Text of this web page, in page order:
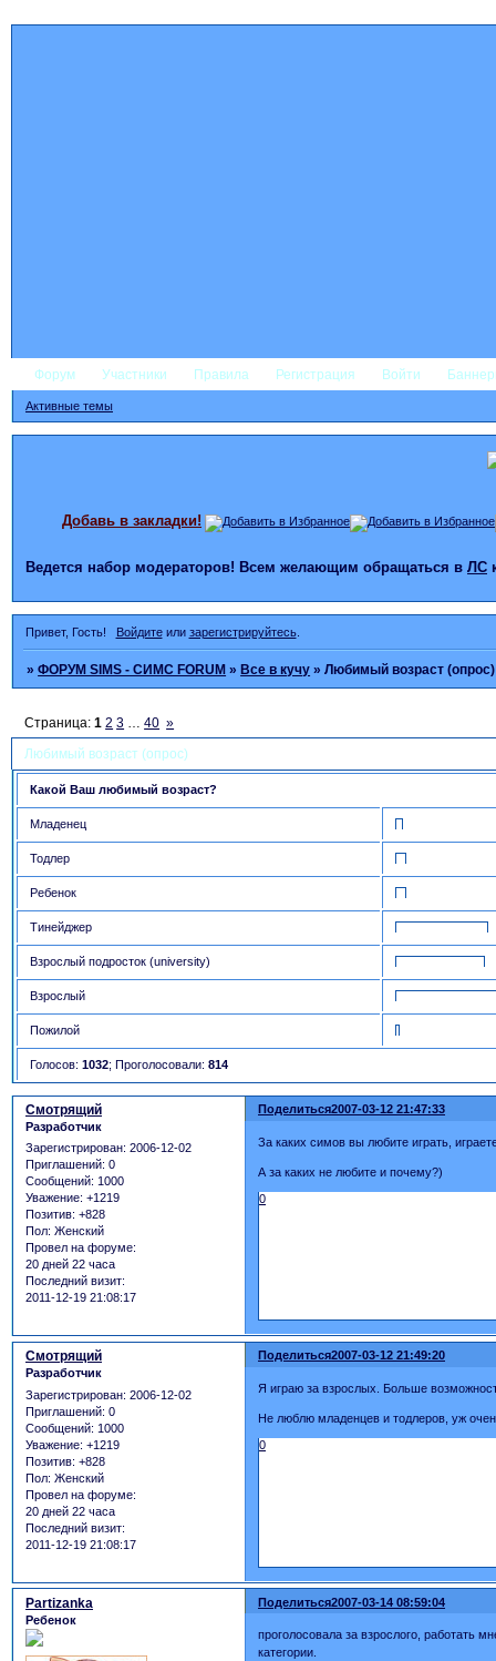
Форум Участники Правила Регистрация Войти
Активные темы
Добавь в закладки!
Ведется набор модераторов! Всем желающим обращаться в ЛС
Привет, Гость! Войдитеили зарегистрируйтесь.
»ФОРУМ SIMS - СИМС FORUM »Все в кучу »Любимый возраст (опрос)
Любимый возраст (опрос)
Страница:1 2 3 … 40 »
Какой Ваш любимый возраст?
Младенец
Тодлер
Ребенок
Тинейджер
Взрослый подросток (university)
Взрослый
Пожилой
Голосов: 1032; Проголосовали: 814
Поделиться2007-03-12 21:47:33
Смотрящий
Разработчик
Зарегистрирован: 2006-12-02
Приглашений: 0
Сообщений: 1000
Уважение: +1219
Позитив: +828
Пол: Женский
Провел на форуме:
20 дней 22 часа
Последний визит:
2011-12-19 21:08:17
За каких симов вы любите играть,
А за каких не любите и почему?)
0
Поделиться2007-03-12 21:49:20
Смотрящий
Разработчик
Зарегистрирован: 2006-12-02
Приглашений: 0
Сообщений: 1000
Уважение: +1219
Позитив: +828
Пол: Женский
Провел на форуме:
20 дней 22 часа
Последний визит:
2011-12-19 21:08:17
Я играю за взрослых. Больше
Не люблю младенцев и тодлеров, уж
0
Поделиться2007-03-14 08:59:04
Partizanka
Ребенок
проголосовала за взрослого, работать
категории.